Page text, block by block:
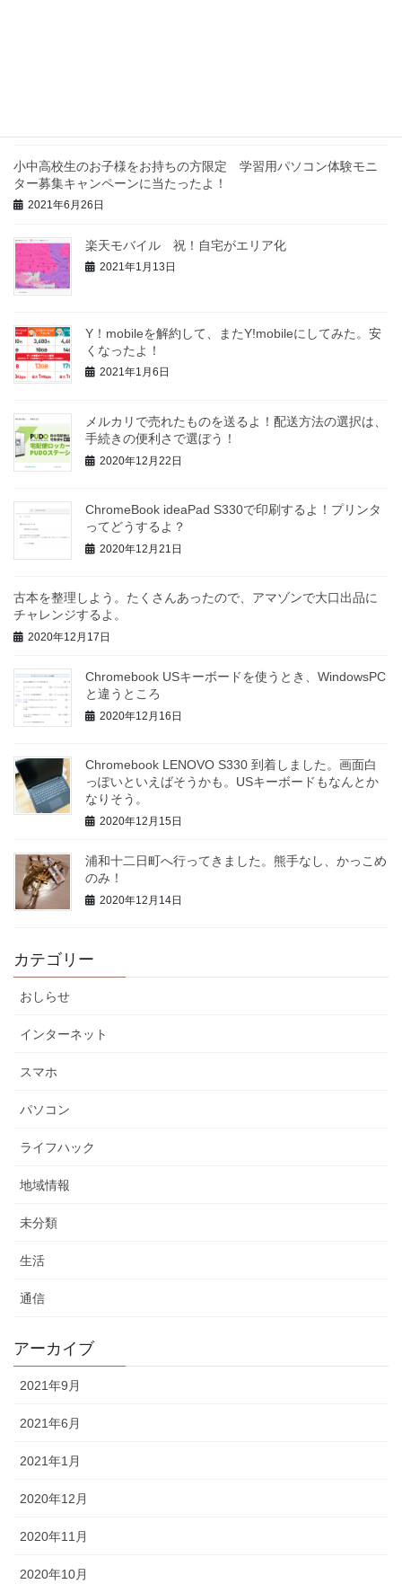
小中高校生のお子様をお持ちの方限定 学習用パソコン体験モニ
ター募集キャンペーンに当たったよ！
2021年6月26日
楽天モバイル 祝！自宅がエリア化
2021年1月13日
Y！mobileを解約して、またY!mobileにしてみた。安
くなったよ！
2021年1月6日
メルカリで売れたものを送るよ！配送方法の選択は、
手続きの便利さで選ぼう！
2020年12月22日
ChromeBook ideaPad S330で印刷するよ！プリンタ
ってどうするよ？
2020年12月21日
古本を整理しよう。たくさんあったので、アマゾンで大口出品に
チャレンジするよ。
2020年12月17日
Chromebook USキーボードを使うとき、WindowsPC
と違うところ
2020年12月16日
Chromebook LENOVO S330 到着しました。画面白
っぽいといえばそうかも。USキーボードもなんとか
なりそう。
2020年12月15日
浦和十二日町へ行ってきました。熊手なし、かっこめ
のみ！
2020年12月14日
カテゴリー
おしらせ
インターネット
スマホ
パソコン
ライフハック
地域情報
未分類
生活
通信
アーカイブ
2021年9月
2021年6月
2021年1月
2020年12月
2020年11月
2020年10月